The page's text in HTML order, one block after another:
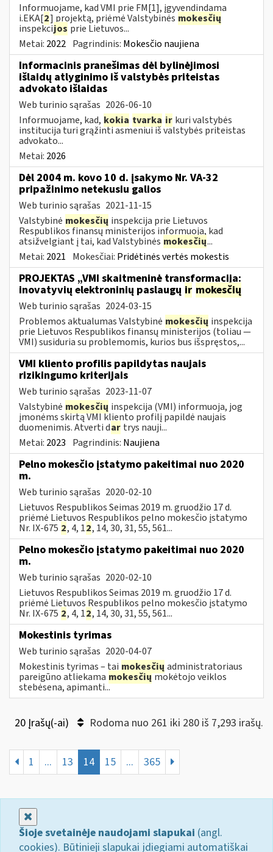
Informuojame, kad VMI prie FM[1], įgyvendindama
i.EKA[2] projektą, priėmė Valstybinės mokesčių
inspekcijos prie Lietuvos...
Metai: 2022 Pagrindinis: Mokesčio naujiena
Informacinis pranešimas dėl bylinėjimosi
išlaidų atlyginimo iš valstybės priteistas
advokato išlaidas
Web turinio sąrašas 2026-06-10
Informuojame, kad, kokia tvarka ir kuri valstybės
institucija turi grąžinti asmeniui iš valstybės priteistas
advokato...
Metai: 2026
Dėl 2004 m. kovo 10 d. įsakymo Nr. VA-32
pripažinimo netekusiu galios
Web turinio sąrašas 2021-11-15
Valstybinė mokesčių inspekcija prie Lietuvos
Respublikos finansų ministerijos informuoja, kad
atsižvelgiant į tai, kad Valstybinės mokesčių...
Metai: 2021 Mokesčiai: Pridėtinės vertės mokestis
PROJEKTAS „VMI skaitmeninė transformacija:
inovatyvių elektroninių paslaugų ir mokesčių
Web turinio sąrašas 2024-03-15
Problemos aktualumas Valstybinė mokesčių inspekcija
prie Lietuvos Respublikos finansų ministerijos (toliau ―
VMI) susiduria su problemomis, kurios bus išspręstos,...
VMI kliento profilis papildytas naujais
rizikingumo kriterijais
Web turinio sąrašas 2023-11-07
Valstybinė mokesčių inspekcija (VMI) informuoja, jog
įmonėms skirtą VMI kliento profilį papildė naujais
duomenimis. Atverti dar trys nauji...
Metai: 2023 Pagrindinis: Naujiena
Pelno mokesčio įstatymo pakeitimai nuo 2020
m.
Web turinio sąrašas 2020-02-10
Lietuvos Respublikos Seimas 2019 m. gruodžio 17 d.
priėmė Lietuvos Respublikos pelno mokesčio įstatymo
Nr. IX-675 2, 4, 12, 14, 30, 31, 55, 561...
Pelno mokesčio įstatymo pakeitimai nuo 2020
m.
Web turinio sąrašas 2020-02-10
Lietuvos Respublikos Seimas 2019 m. gruodžio 17 d.
priėmė Lietuvos Respublikos pelno mokesčio įstatymo
Nr. IX-675 2, 4, 12, 14, 30, 31, 55, 561...
Mokestinis tyrimas
Web turinio sąrašas 2020-04-07
Mokestinis tyrimas – tai mokesčių administratoriaus
pareigūno atliekama mokesčiųmokėtojo veiklos
stebėsena, apimanti...
20 Įrašų(-ai) Rodoma nuo 261 iki 280 iš 7,293 irašų.
1 ... 13 14 15 ... 365
Šioje svetainėje naudojami slapukai (angl.
cookies). Būtinieji slapukai įdiegiami automatiškai